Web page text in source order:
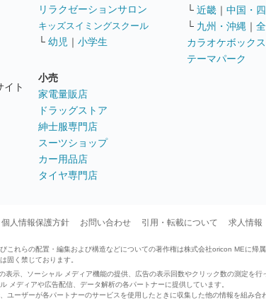
イト
リラクゼーションサロン
キッズスイミングスクール
└ 幼児 ｜ 小学生
小売
家電量販店
ドラッグストア
紳士服専門店
スーツショップ
カー用品店
タイヤ専門店
└ 近畿 ｜ 中国・
└ 九州・沖縄 ｜
カラオケボックス
テーマパーク
個人情報保護方針 お問い合わせ 引用・転載について 求人情報
れらの配置・編集および構造などについての著作権は株式会社oricon MEに帰属
固く禁じております。
示、ソーシャル メディア機能の提供、広告の表示回数やクリック数の測定を行
メディアや広告配信、データ解析の各パートナーに提供しています。
ーザーが各パートナーのサービスを使用したときに収集した他の情報を組み合